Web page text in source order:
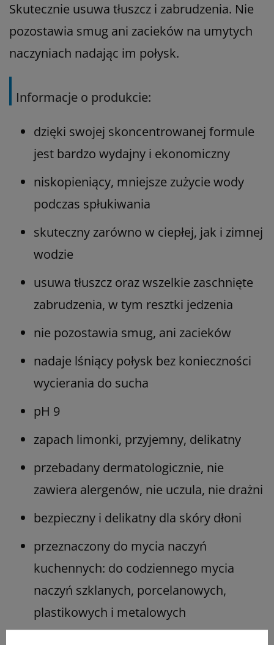
Skutecznie usuwa tłuszcz i zabrudzenia. Nie
pozostawia smug ani zacieków na umytych
naczyniach nadając im połysk.
Informacje o produkcie:
dzięki swojej skoncentrowanej formule
jest bardzo wydajny i ekonomiczny
niskopieniący, mniejsze zużycie wody
podczas spłukiwania
skuteczny zarówno w ciepłej, jak i zimnej
wodzie
usuwa tłuszcz oraz wszelkie zaschnięte
zabrudzenia, w tym resztki jedzenia
nie pozostawia smug, ani zacieków
nadaje lśniący połysk bez konieczności
wycierania do sucha
pH 9
zapach limonki, przyjemny, delikatny
przebadany dermatologicznie, nie
zawiera alergenów, nie uczula, nie drażni
bezpieczny i delikatny dla skóry dłoni
przeznaczony do mycia naczyń
kuchennych: do codziennego mycia
naczyń szklanych, porcelanowych,
plastikowych i metalowych